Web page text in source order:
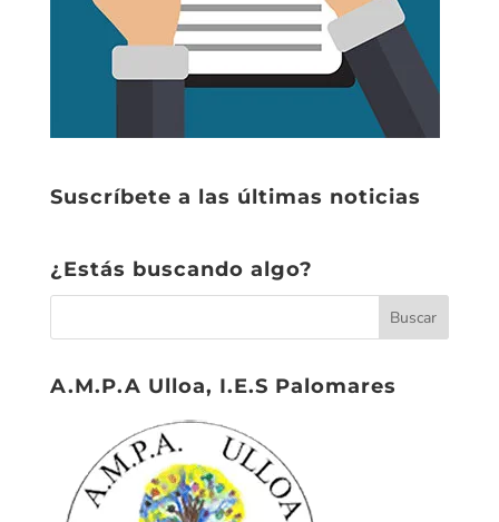
Suscríbete a las últimas noticias
¿Estás buscando algo?
A.M.P.A Ulloa, I.E.S Palomares